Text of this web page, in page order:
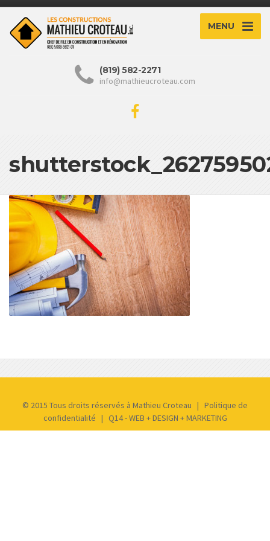
MENU
(819) 582-2271
info@mathieucroteau.com
© 2015 Tous droits réservés à Mathieu Croteau | Politique de
confidentialité | Q14 - WEB + DESIGN + MARKETING